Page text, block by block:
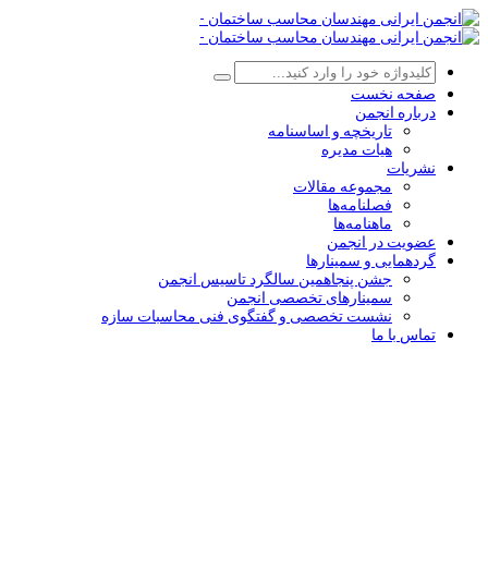
صفحه نخست
درباره انجمن
تاریخچه و اساسنامه
هیات مدیره
نشریات
مجموعه مقالات
فصلنامه‌ها
ماهنامه‌ها
عضویت در انجمن
گردهمایی و سمینارها
جشن پنجاهمین سالگرد تاسیس انجمن
سمینارهای تخصصی انجمن
نشست تخصصی و گفتگوی فنی محاسبات سازه
تماس با ما